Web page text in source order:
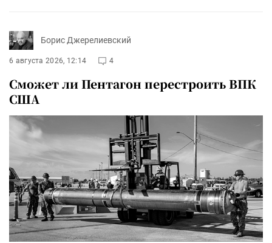
Борис Джерелиевский
6 августа 2026, 12:14 4
Сможет ли Пентагон перестроить ВПК
США